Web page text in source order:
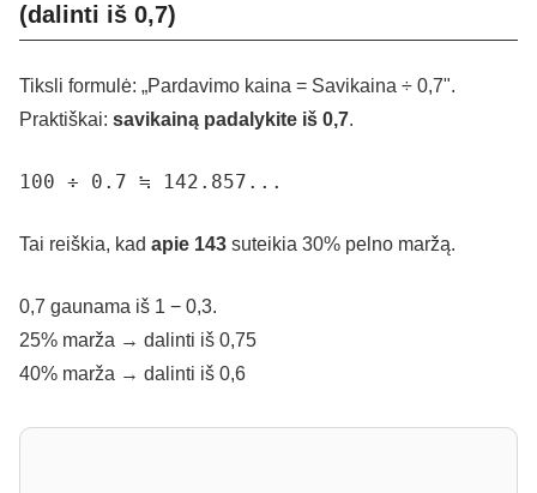
(dalinti iš 0,7)
Tiksli formulė: „Pardavimo kaina = Savikaina ÷ 0,7".
Praktiškai: savikainą padalykite iš 0,7.
100 ÷ 0.7 ≒ 142.857...
Tai reiškia, kad apie 143 suteikia 30% pelno maržą.
0,7 gaunama iš 1 − 0,3.
25% marža → dalinti iš 0,75
40% marža → dalinti iš 0,6